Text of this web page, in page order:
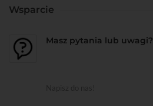
Wsparcie
Masz pytania lub uwagi?